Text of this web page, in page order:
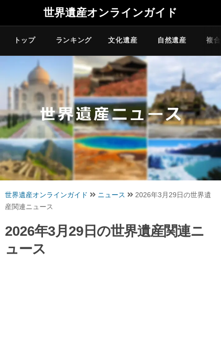
世界遺産オンラインガイド
トップ ランキング 文化遺産 自然遺産 複
世界遺産オンラインガイド ニュース
2026年3月29日の世界遺
産関連ニュース
2026年3月29日の世界遺産関連ニ
ュース